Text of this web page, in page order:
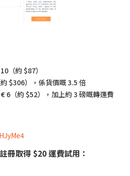
（約 $87）
$306），係貨價嘅 3.5 倍
6（約 $52），加上約 3 磅嘅轉運費
冊取得 $20 運費試用：